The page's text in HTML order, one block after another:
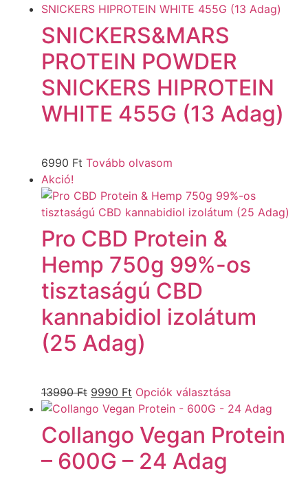
SNICKERS&MARS
PROTEIN POWDER
SNICKERS HIPROTEIN
WHITE 455G (13 Adag)
6990 Ft Tovább olvasom
Akció!
Pro CBD Protein &
Hemp 750g 99%-os
tisztaságú CBD
kannabidiol izolátum
(25 Adag)
13990Ft 9990 Ft Opciók választása
Collango Vegan Protein
– 600G – 24 Adag